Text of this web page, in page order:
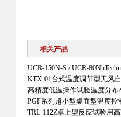
相关产品
UCR-150N-S / UCR-
KTX-01台式温度调节型无风
高精度低温操作试验温度分布
PGF系列超小型桌面型温度
TRL-112Z卓上型反应试验用